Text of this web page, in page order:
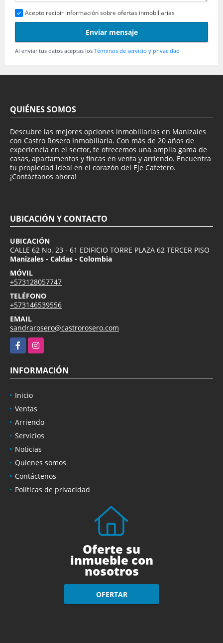
Acepto recibir información sobre ofertas inmobiliarias
Enviar mensaje
Al enviar tus datos aceptas los Términos de servicio y privacidad
QUIÉNES SOMOS
Descubre las mejores opciones inmobiliarias en Manizales
con Castro Rosero Inmobiliaria. Con más de 20 años de
experiencia en el sector, te ofrecemos una amplia gama de
casas, apartamentos y fincas en venta y arriendo. Encuentra
tu propiedad ideal en el corazón del Eje Cafetero.
¡Contáctanos ahora!
UBICACIÓN Y CONTACTO
UBICACIÓN
CALLE 62 No. 23 - 61 EDIFICIO TORRE PLAZA 62 TERCER PISO
Manizales - Caldas - Colombia
MÓVIL
+573128057747
TELÉFONO
+573146539556
EMAIL
sandrarosero@castrorosero.com
FacebookInstagram
INFORMACIÓN
Inicio
Ventas
Arriendo
Servicios
Noticias
Quienes somos
Contáctenos
Políticas de privacidad
Oferte su
inmueble con
nosotros
OFERTAR